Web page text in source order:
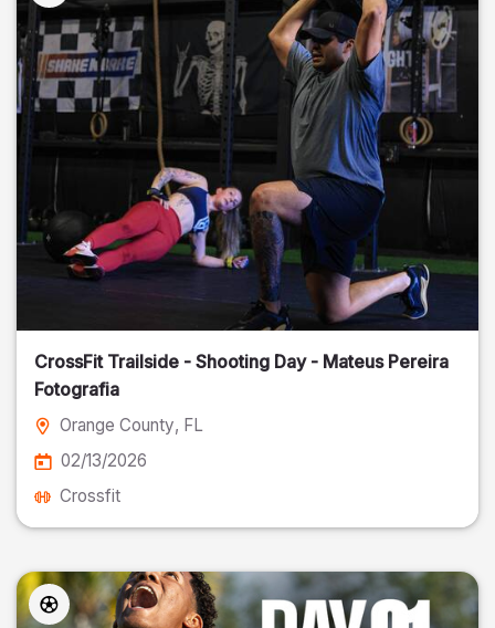
CrossFit Trailside - Shooting Day - Mateus Pereira
Fotografia
Orange County, FL
02/13/2026
Crossfit